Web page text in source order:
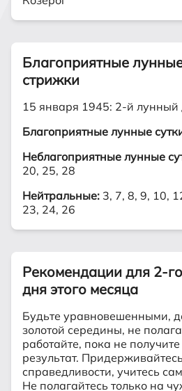
Благоприятные
стрижки
15 января 1945: 2-й лунный
Благоприятные лунные
Неблагоприятные лунные
20, 25, 28
Нейтральные: 3, 7, 8, 9, 10,
23, 24, 26
Рекомендации для 2-
дня этого месяца
Будьте уравновешенными,
золотой середины, не
работайте, пока не
результат.
справедливости, учитесь
Не полагайтесь только на